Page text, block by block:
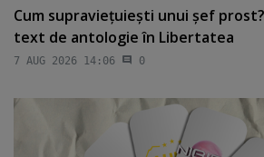
Cum supravieţuieşti unui şef
text de antologie în Libertatea
7 AUG 2026 14:06 0